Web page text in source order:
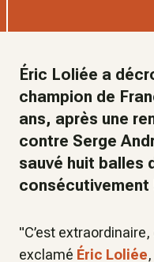
Éric Loliée a
champion de
ans, après une
contre Serge
sauvé huit balles
consécutivement
"C’est
exclamé Éric Loliée